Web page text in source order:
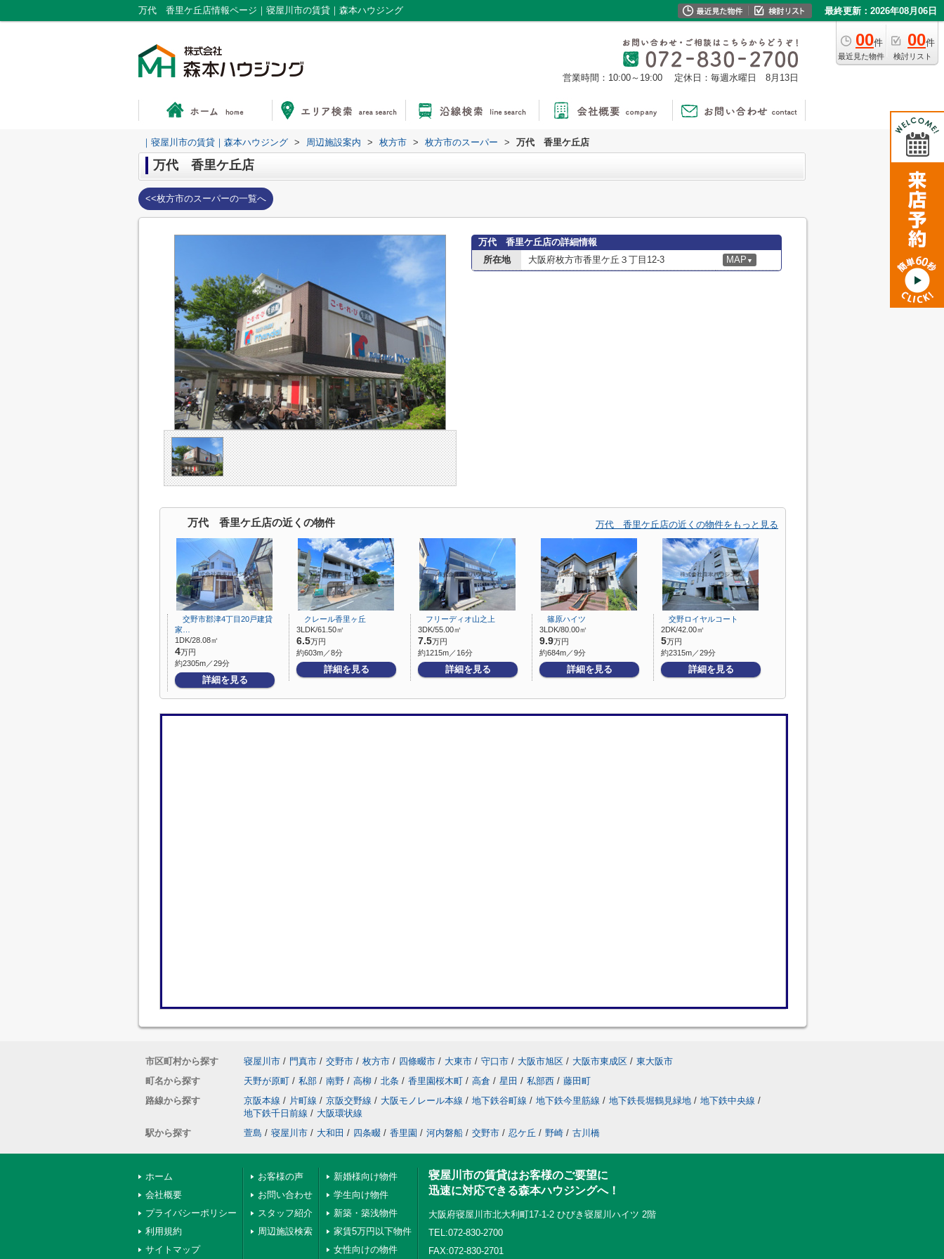
万代 香里ケ丘店情報ページ｜寝屋川市の賃貸｜森本ハウジング 最終更新：2026年08月06日
00件
最近見た物件
00件
検討リスト
営業時間：10:00～19:00 定休日：毎週水曜日 8月13日
｜寝屋川市の賃貸｜森本ハウジング > 周辺施設案内 > 枚方市 > 枚方市のスーパー > 万代 香里ケ丘店
万代 香里ケ丘店
<<枚方市のスーパーの一覧へ
万代 香里ケ丘店の詳細情報
所在地
大阪府枚方市香里ケ丘３丁目12-3 MAP ▼
万代 香里ケ丘店の近くの物件 万代 香里ケ丘店の近くの物件をもっと見る
交野市郡津4丁目20戸建貸
家…
1DK/28.08㎡
4万円
約2305m／29分
詳細を見る
クレール香里ヶ丘
3LDK/61.50㎡
6.5万円
約603m／8分
詳細を見る
フリーディオ山之上
3DK/55.00㎡
7.5万円
約1215m／16分
詳細を見る
篠原ハイツ
3LDK/80.00㎡
9.9万円
約684m／9分
詳細を見る
交野ロイヤルコート
2DK/42.00㎡
5万円
約2315m／29分
詳細を見る
市区町村から探す 寝屋川市 / 門真市 / 交野市 / 枚方市 / 四條畷市 / 大東市 / 守口市 / 大阪市旭区 / 大阪市東成区 / 東大阪市
町名から探す
天野が原町 / 私部 / 南野 / 高柳 / 北条 / 香里園桜木町 / 高倉 / 星田 / 私部西 / 藤田町
路線から探す
京阪本線 / 片町線 / 京阪交野線 / 大阪モノレール本線 / 地下鉄谷町線 / 地下鉄今里筋線 / 地下鉄長堀鶴見緑地 / 地下鉄中央線 /
地下鉄千日前線 / 大阪環状線
駅から探す
萱島 / 寝屋川市 / 大和田 / 四条畷 / 香里園 / 河内磐船 / 交野市 / 忍ケ丘 / 野崎 / 古川橋
ホーム
会社概要
プライバシーポリシー
利用規約
サイトマップ
お客様の声
お問い合わせ
スタッフ紹介
周辺施設検索
新婚様向け物件
学生向け物件
新築・築浅物件
家賃5万円以下物件
女性向けの物件
寝屋川市の賃貸はお客様のご要望に
迅速に対応できる森本ハウジングへ！
大阪府寝屋川市北大利町17-1-2 ひびき寝屋川ハイツ 2階
TEL:072-830-2700
FAX:072-830-2701